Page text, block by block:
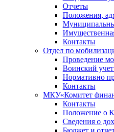
Отчеты
Положения,
Контакты
Отдел по
Проведение
Воинский
Нормативно
Контакты
МКУ«Комитет
Контакты
Положение о
Сведения о
Бюджет и